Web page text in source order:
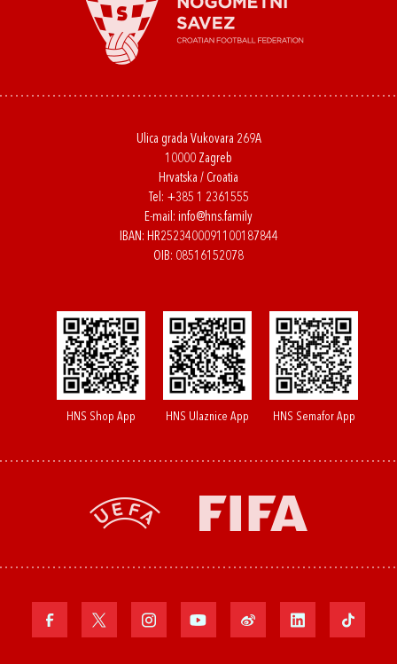
Ulica grada Vukovara 269A
10000 Zagreb
Hrvatska / Croatia
Tel: +385 1 2361555
E-mail: info@hns.family
IBAN: HR2523400091100187844
OIB: 08516152078
HNS Shop App HNS Ulaznice App HNS Semafor App